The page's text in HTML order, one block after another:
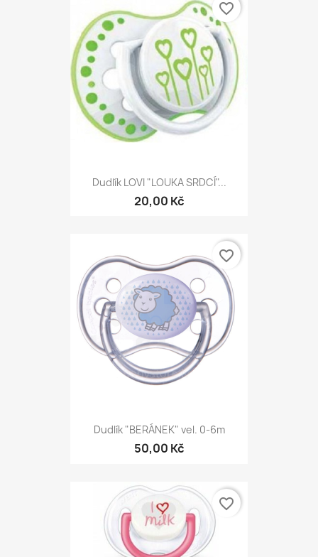
Dudlík LOVI "LOUKA SRDCÍ"...
20,00 Kč
favorite_border
Dudlík "BERÁNEK" vel. 0-6m
50,00 Kč
favorite_border
favorite_border